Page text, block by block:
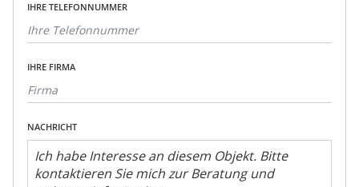
IHRE TELEFONNUMMER
IHRE FIRMA
NACHRICHT